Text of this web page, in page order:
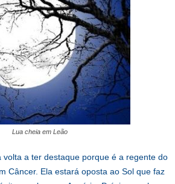
Lua cheia em Leão
volta a ter destaque porque é a regente do
Câncer. Ela estará oposta ao Sol que faz